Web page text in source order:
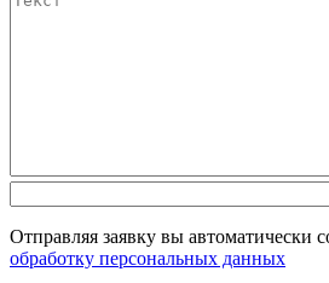
Отправляя заявку вы автоматически
обработку персональных данных